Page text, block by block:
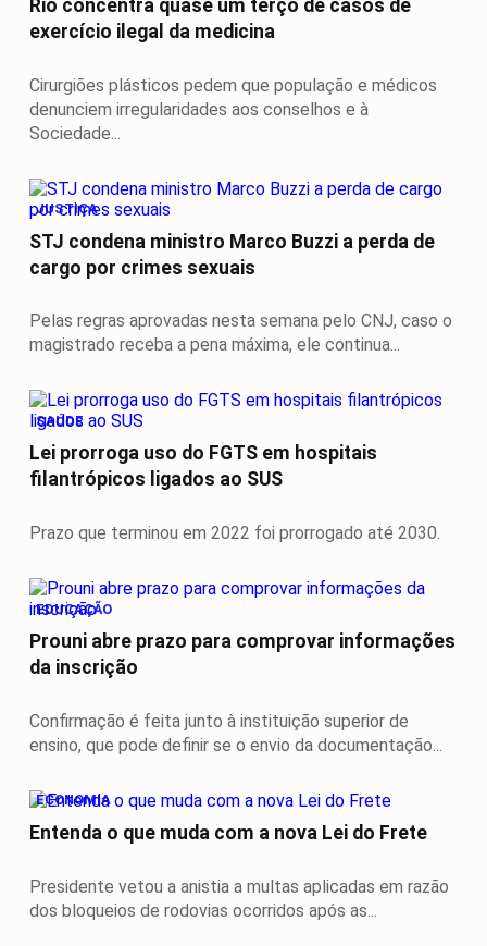
Rio concentra quase um terço de casos de
exercício ilegal da medicina
Cirurgiões plásticos pedem que população e médicos
denunciem irregularidades aos conselhos e à
Sociedade...
JUSTIÇA
STJ condena ministro Marco Buzzi a perda de
cargo por crimes sexuais
Pelas regras aprovadas nesta semana pelo CNJ, caso o
magistrado receba a pena máxima, ele continua...
SAÚDE
Lei prorroga uso do FGTS em hospitais
filantrópicos ligados ao SUS
Prazo que terminou em 2022 foi prorrogado até 2030.
EDUCAÇÃO
Prouni abre prazo para comprovar informações
da inscrição
Confirmação é feita junto à instituição superior de
ensino, que pode definir se o envio da documentação...
ECONOMIA
Entenda o que muda com a nova Lei do Frete
Presidente vetou a anistia a multas aplicadas em razão
dos bloqueios de rodovias ocorridos após as...